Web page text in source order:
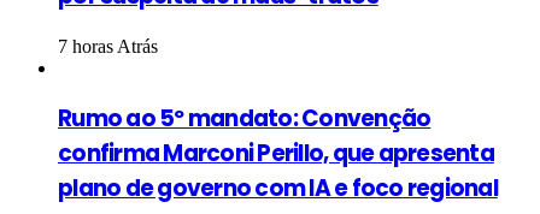
7 horas Atrás
Rumo ao 5º mandato: Convenção
confirma Marconi Perillo, que apresenta
plano de governo com IA e foco regional